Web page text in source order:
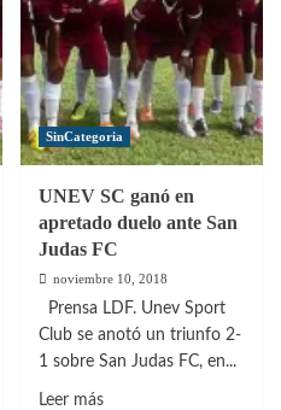
hacia
la
final
de
LDF
B
SinCategoria
UNEV SC ganó en
apretado duelo ante San
Judas FC
noviembre 10, 2018
Prensa LDF. Unev Sport
Club se anotó un triunfo 2-
1 sobre San Judas FC, en...
Leer másLeer